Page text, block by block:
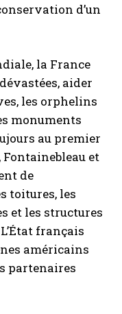
d’un
la France
aider
les orphelins
monuments
au premier
et
de
toitures, les
et les structures
français
américains
partenaires